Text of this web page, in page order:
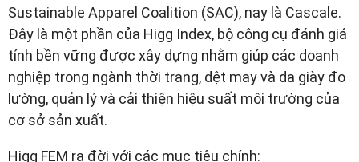
Sustainable Apparel Coalition (SAC), nay là Cascale.
Đây là một phần của Higg Index, bộ công cụ đánh giá
tính bền vững được xây dựng nhằm giúp các doanh
nghiệp trong ngành thời trang, dệt may và da giày đo
lường, quản lý và cải thiện hiệu suất môi trường của
cơ sở sản xuất.
Higg FEM ra đời với các mục tiêu chính: